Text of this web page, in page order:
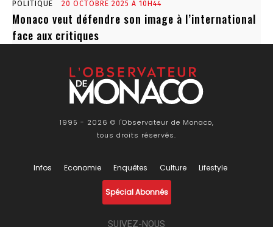
POLITIQUE 20 OCTOBRE 2025 À 10H44
Monaco veut défendre son image à l’international
face aux critiques
1995 - 2026 © l'Observateur de Monaco,
tous droits réservés.
Infos Economie Enquêtes Culture Lifestyle
Spécial Abonnés
SUIVEZ-NOUS